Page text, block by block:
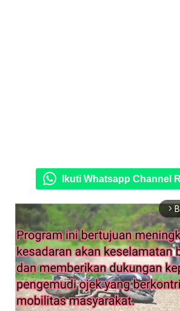
Ikuti Whatsapp Channel
arrow_forward_ios